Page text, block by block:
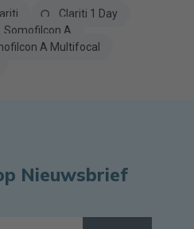
Clariti 1 Day
Somofilcon A
A Multifocal
Nieuwsbrief